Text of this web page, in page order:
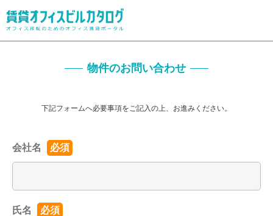
物件のお問い合わせ
下記フォームへ必要事項をご記入の上、お進みください。
会社名 必須
氏名 必須